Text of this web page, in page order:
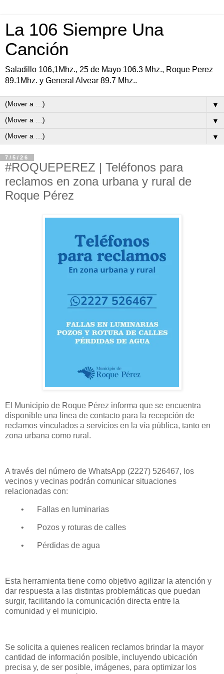
La 106 Siempre Una
Canción
Saladillo 106,1Mhz., 25 de Mayo 106.3 Mhz., Roque Perez
89.1Mhz. y General Alvear 89.7 Mhz..
▼
▼
▼
7/5/26
#ROQUEPEREZ | Teléfonos para
reclamos en zona urbana y rural de
Roque Pérez
El Municipio de Roque Pérez informa que se encuentra
disponible una línea de contacto para la recepción de
reclamos vinculados a servicios en la vía pública, tanto en
zona urbana como rural.
A través del número de WhatsApp (2227) 526467, los
vecinos y vecinas podrán comunicar situaciones
relacionadas con:
• Fallas en luminarias
• Pozos y roturas de calles
• Pérdidas de agua
Esta herramienta tiene como objetivo agilizar la atención y
dar respuesta a las distintas problemáticas que puedan
surgir, facilitando la comunicación directa entre la
comunidad y el municipio.
Se solicita a quienes realicen reclamos brindar la mayor
cantidad de información posible, incluyendo ubicación
precisa y, de ser posible, imágenes, para optimizar los